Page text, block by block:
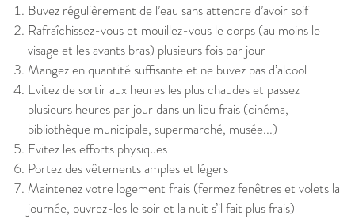
Buvez régulièrement de l’eau sans attendre d’avoir soif
Rafraîchissez-vous et mouillez-vous le corps (au moins le
visage et les avants bras) plusieurs fois par jour
Mangez en quantité suffisante et ne buvez pas d’alcool
Evitez de sortir aux heures les plus chaudes et passez
plusieurs heures par jour dans un lieu frais (cinéma,
bibliothèque municipale, supermarché, musée...)
Evitez les efforts physiques
Portez des vêtements amples et légers
Maintenez votre logement frais (fermez fenêtres et volets la
journée, ouvrez-les le soir et la nuit s’il fait plus frais)